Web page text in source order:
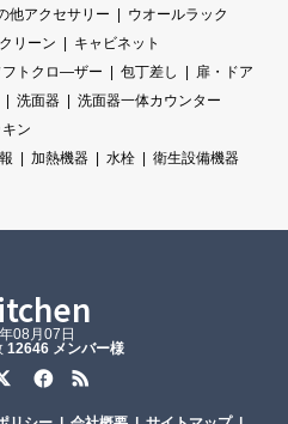
他アクセサリー
ウオールラック
リーン
キャビネット
フトクロ―ザー 包丁差し
扉・ドア
洗面器
洗面器一体カウンター
ン
加熱機器 水栓
衛生設備機器
08月07日
12646 メンバー様